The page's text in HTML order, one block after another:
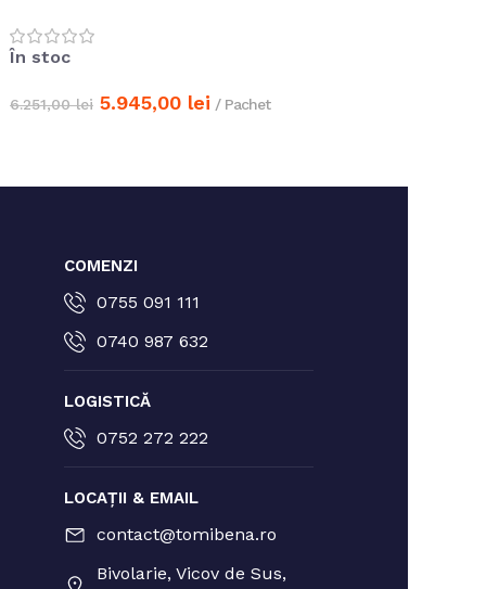
În stoc
6.251,00lei 5.945,00 lei / Pachet
COMENZI
0755 091 111
0740 987 632
LOGISTICĂ
0752 272 222
LOCAȚII & EMAIL
contact@tomibena.ro
Bivolarie, Vicov de Sus,